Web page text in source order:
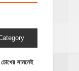
সামনেই